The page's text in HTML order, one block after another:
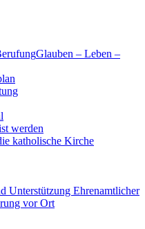
Glauben – Leben –
werden
katholische Kirche
Unterstützung Ehrenamtlicher
vor Ort